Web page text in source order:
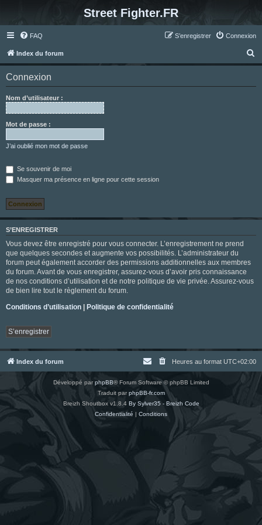
Street Fighter.FR
FAQ Connexion
S’enregistrer
Index du forum
e
Connexion
Nom d’utilisateur :
Mot de passe :
J’ai oublié mon mot de passe
Se souvenir de moi
Masquer ma présence en ligne pour cette session
S’ENREGISTRER
Vous devez être enregistré pour vous connecter. L’enregistrement ne prend
que quelques secondes et augmente vos possibilités. L’administrateur du
forum peut également accorder des permissions additionnelles aux membres
du forum. Avant de vous enregistrer, assurez-vous d’avoir pris connaissance
de nos conditions d’utilisation et de notre politique de vie privée. Assurez-vous
de bien lire tout le règlement du forum.
Conditions d’utilisation | Politique de confidentialité
S’enregistrer
Index du forum Heures au format UTC+02:00
Développé parphpBB® Forum Software © phpBB Limited
Traduit parphpBB-fr.com
Breizh Shoutbox v1.8.4 By Sylver35 - Breizh Code
Confidentialité | Conditions